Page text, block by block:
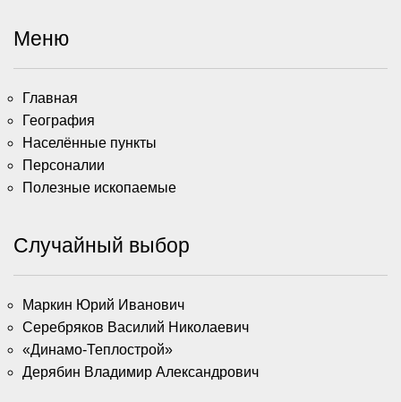
Меню
Главная
География
Населённые пункты
Персоналии
Полезные ископаемые
Случайный выбор
Маркин Юрий Иванович
Серебряков Василий Николаевич
«Динамо-Теплострой»
Дерябин Владимир Александрович